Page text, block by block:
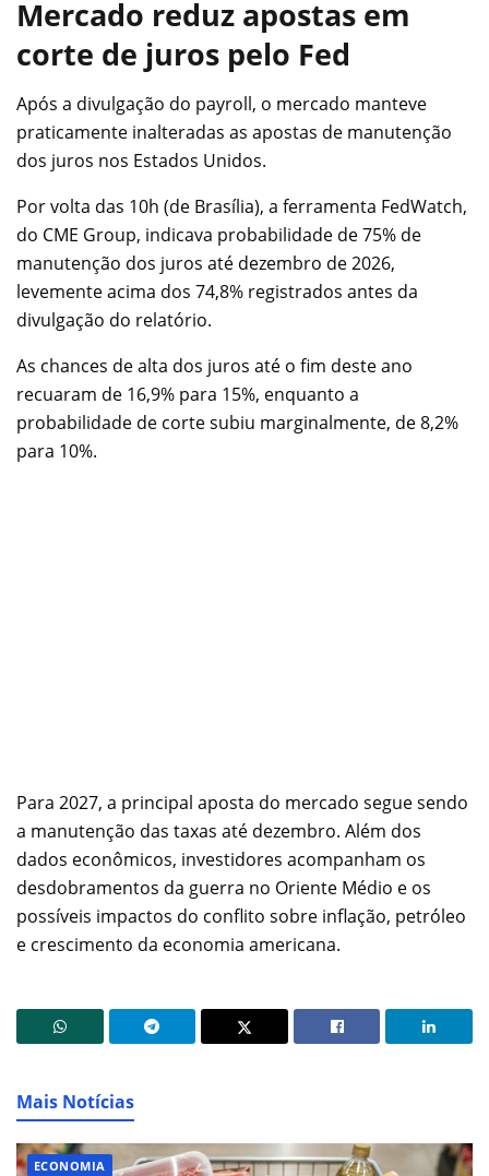
Mercado reduz apostas em
corte de juros pelo Fed
Após a divulgação do payroll, o mercado manteve
praticamente inalteradas as apostas de manutenção
dos juros nos Estados Unidos.
Por volta das 10h (de Brasília), a ferramenta FedWatch,
do CME Group, indicava probabilidade de 75% de
manutenção dos juros até dezembro de 2026,
levemente acima dos 74,8% registrados antes da
divulgação do relatório.
As chances de alta dos juros até o fim deste ano
recuaram de 16,9% para 15%, enquanto a
probabilidade de corte subiu marginalmente, de 8,2%
para 10%.
Para 2027, a principal aposta do mercado segue sendo
a manutenção das taxas até dezembro. Além dos
dados econômicos, investidores acompanham os
desdobramentos da guerra no Oriente Médio e os
possíveis impactos do conflito sobre inflação, petróleo
e crescimento da economia americana.
Mais Notícias
ECONOMIA